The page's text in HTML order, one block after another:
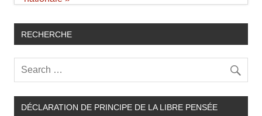
RECHERCHE
DÉCLARATION DE PRINCIPE DE LA LIBRE PENSÉE